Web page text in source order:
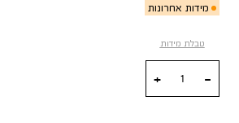
מידות אחרונות
טבלת מידות